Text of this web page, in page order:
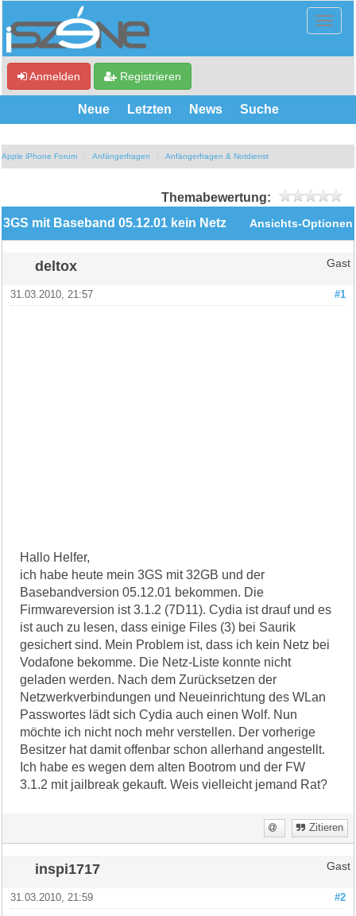
Anmelden Registrieren
Neue Letzten News Suche
Apple iPhone Forum Anfängerfragen Anfängerfragen & Notdienst
Themabewertung:
Ansichts-Optionen
3GS mit Baseband 05.12.01 kein Netz
deltox Gast
#1
31.03.2010, 21:57
Hallo Helfer,
ich habe heute mein 3GS mit 32GB und der
Basebandversion 05.12.01 bekommen. Die
Firmwareversion ist 3.1.2 (7D11). Cydia ist drauf und es
ist auch zu lesen, dass einige Files (3) bei Saurik
gesichert sind. Mein Problem ist, dass ich kein Netz bei
Vodafone bekomme. Die Netz-Liste konnte nicht
geladen werden. Nach dem Zurücksetzen der
Netzwerkverbindungen und Neueinrichtung des WLan
Passwortes lädt sich Cydia auch einen Wolf. Nun
möchte ich nicht noch mehr verstellen. Der vorherige
Besitzer hat damit offenbar schon allerhand angestellt.
Ich habe es wegen dem alten Bootrom und der FW
3.1.2 mit jailbreak gekauft. Weis vielleicht jemand Rat?
Zitieren
inspi1717 Gast
#2
31.03.2010, 21:59